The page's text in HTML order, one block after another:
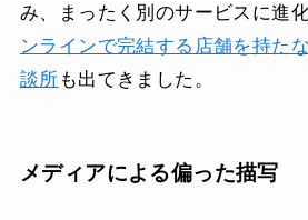
み、まったく別のサービスに進化
ンラインで完結する店舗を持た
談所 も出てきました。
メディアによる偏った描写